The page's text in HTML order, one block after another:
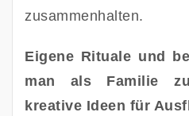
zusammenhalten.
Eigene Rituale und
man als Familie
kreative Ideen für